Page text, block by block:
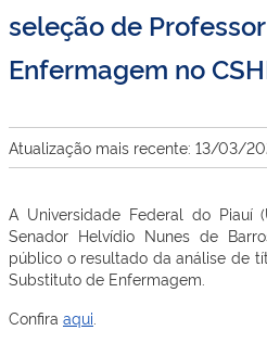
seleção de
Enfermagem no
Atualização mais recente: 13/03/
A Universidade Federal do Piauí
Senador Helvídio Nunes de
público o resultado da análise de
Substituto de Enfermagem.
Confira aqui